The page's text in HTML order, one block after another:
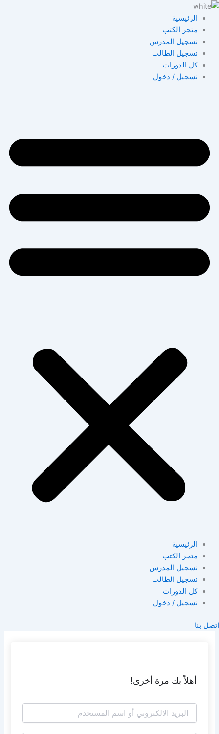
تخطي
المحتوى
الرئيسية
متجر الكتب
تسجيل المدرس
تسجيل الطالب
كل الدورات
تسجيل / دخول
الرئيسية
متجر الكتب
تسجيل المدرس
تسجيل الطالب
كل الدورات
تسجيل / دخول
اتصل بنا
أهلاً بك مرة أخرى!